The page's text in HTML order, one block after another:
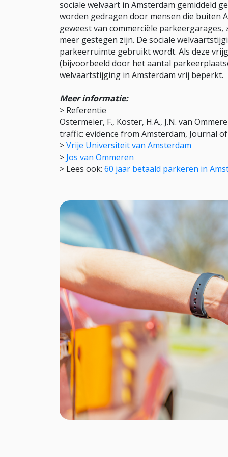
sociale welvaart in Amsterdam gemiddeld
worden gedragen door mensen die buiten
geweest van commerciële
meer gestegen zijn. De sociale
parkeerruimte gebruikt wordt. Als deze
(bijvoorbeeld door het aantal
welvaartstijging in Amsterdam vrij beperkt.
Meer informatie:
> Referentie
Ostermeier, F., Koster, H.A., J.N. van
traffic: evidence from Amsterdam, Journal
>Vrije Universiteit van Amsterdam
> Jos van Ommeren
> Lees ook: 60 jaar betaald parkeren in